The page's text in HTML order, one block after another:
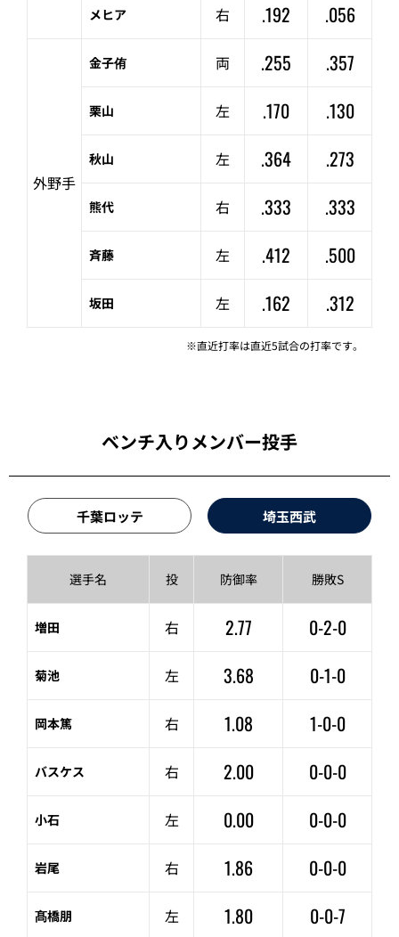
メヒア 右 .192 .056
外野手
金子侑 両 .255 .357
栗山 左 .170 .130
秋山 左 .364 .273
熊代 右 .333 .333
斉藤 左 .412 .500
坂田 左 .162 .312
※直近打率は直近5試合の打率です。
ベンチ入りメンバー投手
千葉ロッテ 埼玉西武
選手名 投 防御率 勝敗S
増田 右 2.77 0-2-0
菊池 左 3.68 0-1-0
岡本篤 右 1.08 1-0-0
バスケス 右 2.00 0-0-0
小石 左 0.00 0-0-0
岩尾 右 1.86 0-0-0
髙橋朋 左 1.80 0-0-7